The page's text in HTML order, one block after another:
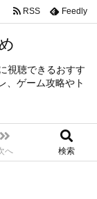
視聴できるおすす
、ゲーム攻略やト
へ 検索
RSS Feedly